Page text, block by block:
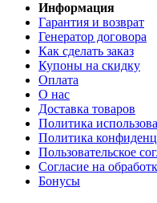
Информация
Гарантия и возврат
Генератор договора
Как сделать заказ
Купоны на скидку
Оплата
О нас
Доставка товаров
Политика
Политика
Пользовательское
Согласие на
Бонусы